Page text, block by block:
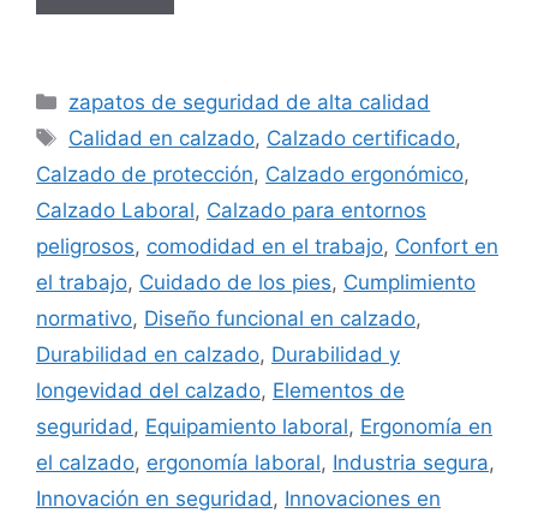
Categorías
zapatos de seguridad de alta calidad
Etiquetas
Calidad en calzado, Calzado certificado,
Calzado de protección, Calzado ergonómico,
Calzado Laboral, Calzado para entornos
peligrosos, comodidad en el trabajo, Confort en
el trabajo, Cuidado de los pies, Cumplimiento
normativo, Diseño funcional en calzado,
Durabilidad en calzado, Durabilidad y
longevidad del calzado, Elementos de
seguridad, Equipamiento laboral, Ergonomía en
el calzado, ergonomía laboral, Industria segura,
Innovación en seguridad, Innovaciones en